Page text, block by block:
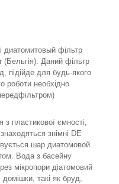
диатомитовый фільтр
(Бельгія). Даний фільтр
підійде для будь-якого
роботи необхідно
пластикової ємності,
знімні DE
шар диатомовой
Вода з басейну
мікропори діатомовий
такі як бруд,